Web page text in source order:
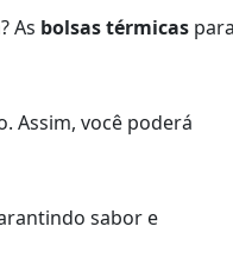
As bolsas térmicas para
Assim, você poderá
sabor e